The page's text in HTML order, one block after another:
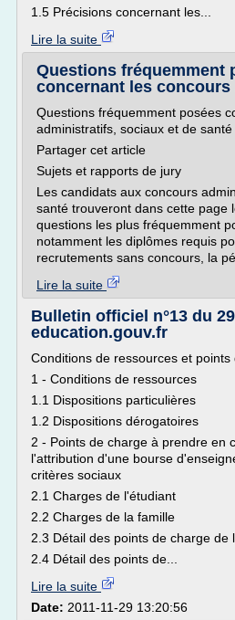
1.5 Précisions concernant les...
Lire la suite
Questions fréquemment
concernant les concours
Questions fréquemment posées
administratifs, sociaux et de santé
Partager cet article
Sujets et rapports de jury
Les candidats aux concours
santé trouveront dans cette page
questions les plus fréquemment
notamment les diplômes requis
recrutements sans concours, la
Lire la suite
Bulletin officiel n°13 du
education.gouv.fr
Conditions de ressources et points
1 - Conditions de ressources
1.1 Dispositions particulières
1.2 Dispositions dérogatoires
2 - Points de charge à prendre en
l'attribution d'une bourse
critères sociaux
2.1 Charges de l'étudiant
2.2 Charges de la famille
2.3 Détail des points de charge de
2.4 Détail des points de...
Lire la suite
Date: 2011-11-29 13:20:56